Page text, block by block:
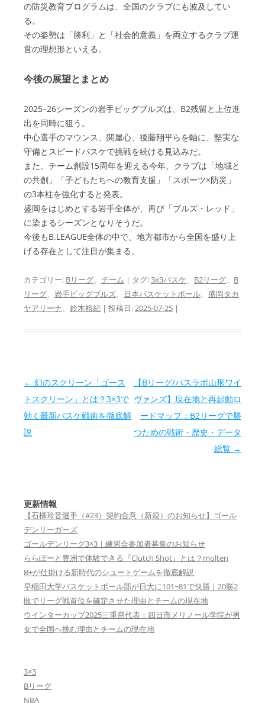
の防災教育プログラムは、全国のクラブにも波及してい
る。
その姿勢は「勝利」と「社会的意義」を両立するクラブ運
営の理想形といえる。
今後の展望とまとめ
2025–26シーズンの岩手ビッグブルズは、B2残留と上位進
出を同時に狙う。
中心選手のマウンス、関屋心、後藤翔平らを軸に、堅実な
守備とスピードバスケで挑戦を続ける見込みだ。
また、チーム創設15周年を迎える今年、クラブは「地域と
の共創」「子どもたちへの教育支援」「スポーツ×防災」
の3本柱を強化すると発表。
盛岡をはじめとする岩手全体が、再び「ブルズ・レッド」
に染まるシーズンとなりそうだ。
今後もB.LEAGUE全体の中で、地方都市から全国を盛り上
げる存在として注目が集まる。
カテゴリー: Bリーグ、 チーム | タグ:3x3バスケ、 B2リーグ、 B
リーグ、 岩手ビッグブルズ、 日本バスケットボール、 盛岡タカ
ヤアリーナ、 鈴木裕紀 | 投稿日:2025-07-25 |
投稿ナビゲーション
← 幻のスクリーン「ゴース
トスクリーン」とは？3×3で
効く最新バスケ戦術を徹底解
説
【Bリーグ/パスラボ山形ワイ
ヴァンズ】現在地と再起動ロ
ードマップ：B2リーグで勝
つための戦術・歴史・データ
総覧 →
更新情報
【石橋玲音選手（#23）契約合意（新規）のお知らせ】ゴール
デンリーガーズ
ゴールデンリーグ3×3｜練習会参加者募集のお知らせ
ららぽーと豊洲で体験できる『Clutch Shot』とは？molten
B+が仕掛ける新時代のシュートゲームを徹底解説
早稲田大学バスケットボール部が日大に101−81で快勝｜20勝2
敗でリーグ戦首位を確定させた理由とチームの現在地
ウインターカップ2025三重県代表：四日市メリノール学院が男
女で全国へ挑む理由とチームの現在地
3×3
Bリーグ
NBA